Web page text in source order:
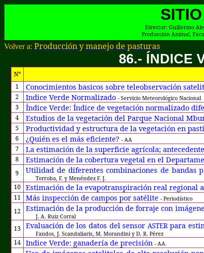
Director: Guillermo
Producción Animal,
Volver a: Producción y manejo de pasturas
86.- ÍNDICE
Nº
1
Conocimientos basicos sobre teleobservación
2
Indice Verde Normalizado- Servicio Meteorológico Nacional
3
Índice Verde: Índice de vegetación normalizado
4
Estudios de la vegetación del Parque Nacional
5
Productividad y estructura de la vegetación en
6
¿Quién es el más eficiente?- AA
7
La estimación de la superficie agrícola;
8
Estimación de la cobertura vegetal en el
9
Utilidad de diferentes combinaciones de bandas
Torroba, F. y Menéndez F. J.
10
Estimación de la evapotranspiración real regional
11
Más inspección de campos por satélite- Periodístico
12
Estimación de la producción de forraje con
J. A. Ruiz Corral
13 Evaluación de los datos del sensor ASTERpara
Fandos, J. Scandaliaris, M. Morandini y D. R. Pérez
14
Indice Verde: ganadería de precisión- AA.